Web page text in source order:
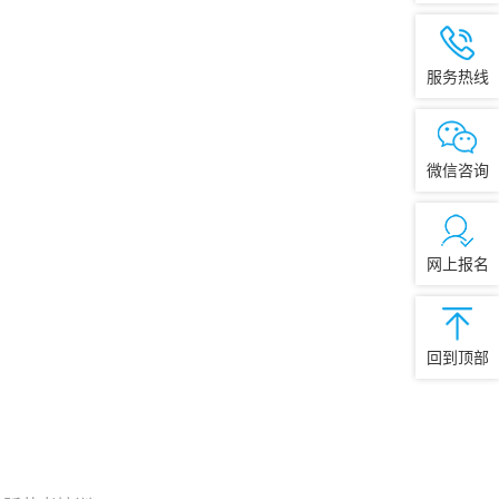
服务热线
微信咨询
网上报名
回到顶部